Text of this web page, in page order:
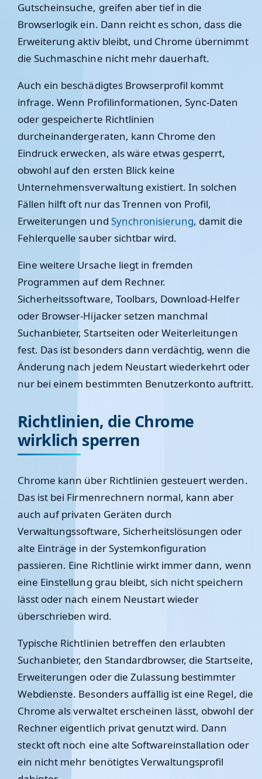
Gutscheinsuche, greifen aber tief in die
Browserlogik ein. Dann reicht es schon, dass die
Erweiterung aktiv bleibt, und Chrome übernimmt
die Suchmaschine nicht mehr dauerhaft.
Auch ein beschädigtes Browserprofil kommt
infrage. Wenn Profilinformationen, Sync-Daten
oder gespeicherte Richtlinien
durcheinandergeraten, kann Chrome den
Eindruck erwecken, als wäre etwas gesperrt,
obwohl auf den ersten Blick keine
Unternehmensverwaltung existiert. In solchen
Fällen hilft oft nur das Trennen von Profil,
Erweiterungen und Synchronisierung, damit die
Fehlerquelle sauber sichtbar wird.
Eine weitere Ursache liegt in fremden
Programmen auf dem Rechner.
Sicherheitssoftware, Toolbars, Download-Helfer
oder Browser-Hijacker setzen manchmal
Suchanbieter, Startseiten oder Weiterleitungen
fest. Das ist besonders dann verdächtig, wenn die
Änderung nach jedem Neustart wiederkehrt oder
nur bei einem bestimmten Benutzerkonto auftritt.
Richtlinien, die Chrome
wirklich sperren
Chrome kann über Richtlinien gesteuert werden.
Das ist bei Firmenrechnern normal, kann aber
auch auf privaten Geräten durch
Verwaltungssoftware, Sicherheitslösungen oder
alte Einträge in der Systemkonfiguration
passieren. Eine Richtlinie wirkt immer dann, wenn
eine Einstellung grau bleibt, sich nicht speichern
lässt oder nach einem Neustart wieder
überschrieben wird.
Typische Richtlinien betreffen den erlaubten
Suchanbieter, den Standardbrowser, die Startseite,
Erweiterungen oder die Zulassung bestimmter
Webdienste. Besonders auffällig ist eine Regel, die
Chrome als verwaltet erscheinen lässt, obwohl der
Rechner eigentlich privat genutzt wird. Dann
steckt oft noch eine alte Softwareinstallation oder
ein nicht mehr benötigtes Verwaltungsprofil